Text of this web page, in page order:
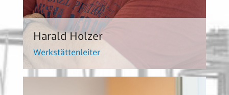
Harald Holzer
Werkstättenleiter